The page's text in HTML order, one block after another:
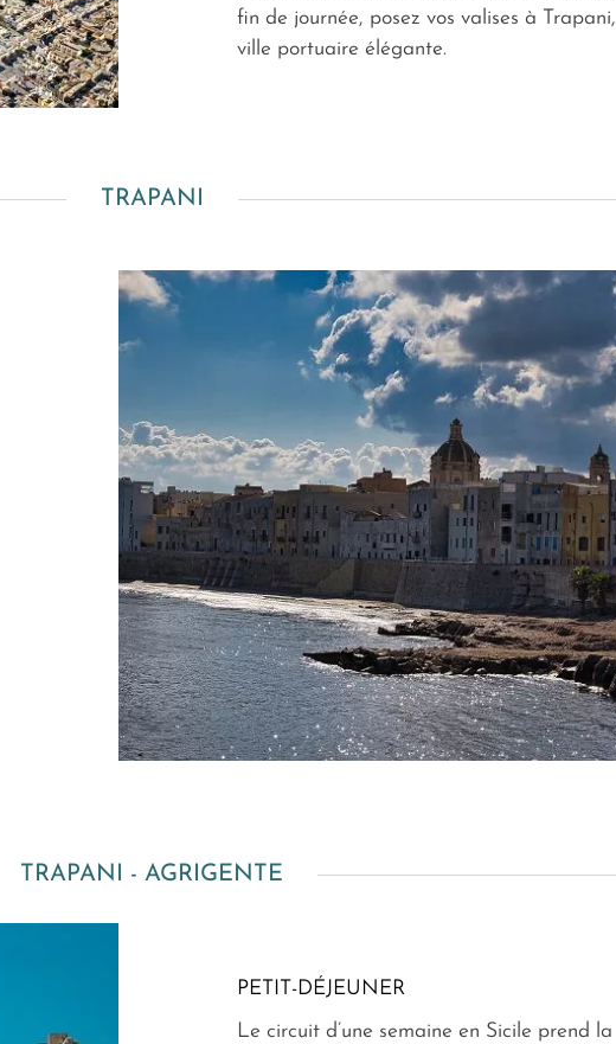
fin de journée, posez vos valises à Trapani,
ville portuaire élégante.
TRAPANI
TRAPANI - AGRIGENTE
PETIT-DÉJEUNER
Le circuit d’une semaine en Sicile prend la